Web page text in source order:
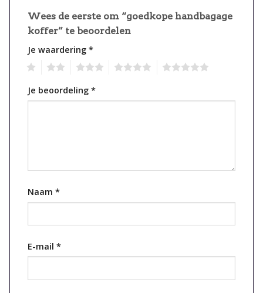
Wees de eerste om “goedkope handbagage
koffer” te beoordelen
Je waardering *
Je beoordeling *
Naam *
E-mail *